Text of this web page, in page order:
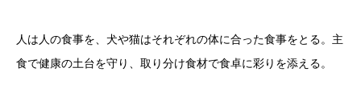
人は人の食事を、犬や猫はそれぞれの体に合った食事をとる。主
食で健康の土台を守り、取り分け食材で食卓に彩りを添える。